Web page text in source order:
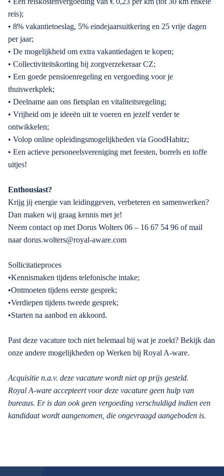
reis);
• 8% vakantietoeslag, 5% eindejaarsuitkering en 25 vrije dagen
per jaar;
• De mogelijkheid om extra vakantiedagen te kopen;
• Collectiviteitskorting bij zorgverzekeraar CZ;
• Een goede pensioenregeling en vergoeding voor je
thuiswerkplek;
• Deelname aan ons fietsplan en vitaliteitsregeling;
• Vrijheid om je ideeën uit te voeren en jezelf verder te
ontwikkelen;
• Volop online opleidingsmogelijkheden via GoodHabitz;
• Een actieve personeelsvereniging met feesten, borrels en toffe
uitjes!
Enthousiast?
Krijg jij energie van leidinggeven, verbeteren en samenwerken?
Dan maken wij graag kennis met je!
Neem contact op met Dorus Wolters 06 – 16 67 54 96 of mail
naar dorus.wolters@royal-aware.com
Sollicitatieproces
•Kennismaken tijdens telefonische intake;
•Ontmoeten tijdens eerste gesprek;
•Verdiepen tijdens tweede gesprek;
•Starten na aanbod en akkoord.
Past deze vacature toch niet helemaal bij wat je zoekt? Bekijk dan
onze andere mogelijkheden op Werken bij Royal A-ware.
Acquisitie n.a.v. deze vacature wordt niet op prijs gesteld.
Royal A-ware accepteert voor deze vacature geen hulp van
bureaus. Er is dan ook geen vergoeding verschuldigd indien een
kandidaat wordt aangenomen, die ongevraagd aangeboden is.